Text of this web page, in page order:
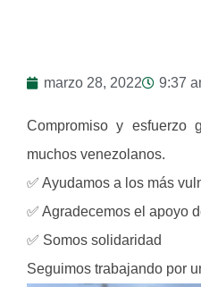
marzo 28, 2022 9:37
Compromiso y esfuerzo
muchos venezolanos.
✅ Ayudamos a los más
✅ Agradecemos el apoyo
✅ Somos solidaridad
Seguimos trabajando por